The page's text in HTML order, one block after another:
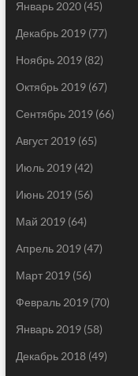
Январь 2020(45)
Декабрь 2019(77)
Ноябрь 2019(82)
Октябрь 2019(67)
Сентябрь 2019(66)
Август 2019(65)
Июль 2019(42)
Июнь 2019(56)
Май 2019(64)
Апрель 2019(47)
Март 2019(56)
Февраль 2019(70)
Январь 2019(58)
Декабрь 2018(49)